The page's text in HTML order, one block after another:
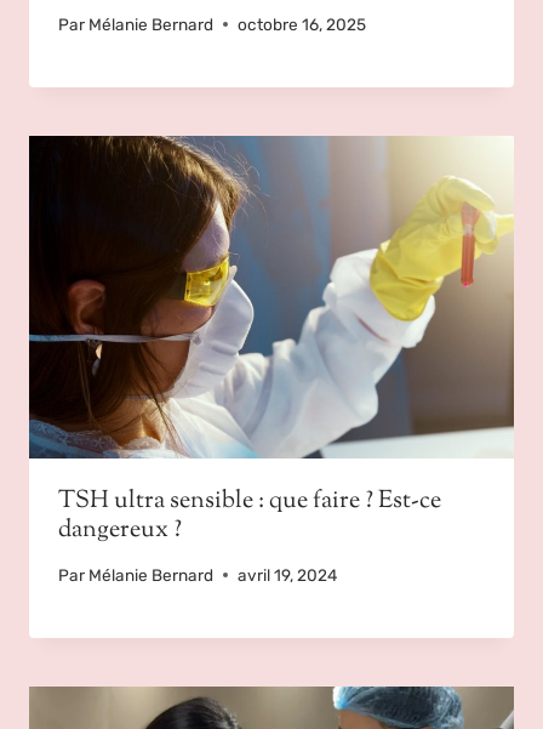
Par Mélanie Bernard octobre 16, 2025
TSH ultra sensible : que faire ? Est-ce
dangereux ?
Par Mélanie Bernard avril 19, 2024